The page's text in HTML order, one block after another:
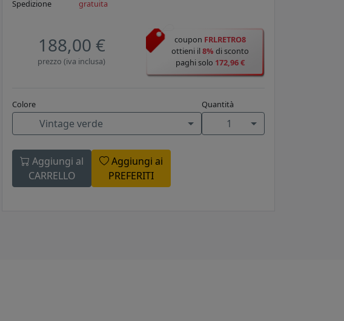
Spedizione
gratuita
188,00 €
prezzo (iva inclusa)
coupon FRLRETRO8
ottieni il8% di sconto
paghi solo 172,96 €
Colore
Vintage verde
Quantità
1
Aggiungi al
CARRELLO
Aggiungi ai
PREFERITI